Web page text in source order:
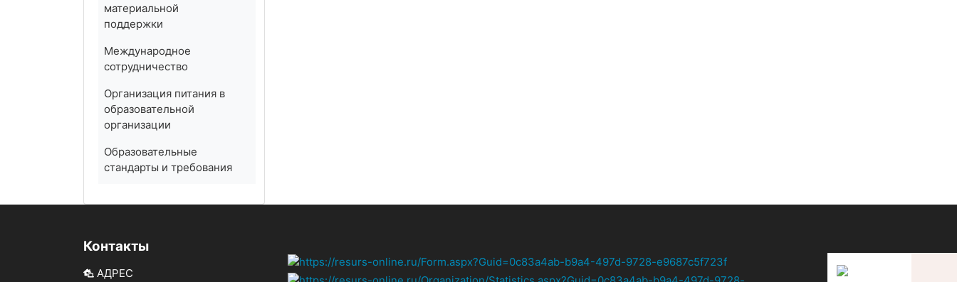
материальной
поддержки
Международное
сотрудничество
Организация питания в
образовательной
организации
Образовательные
стандарты и требования
Контакты
АДРЕС